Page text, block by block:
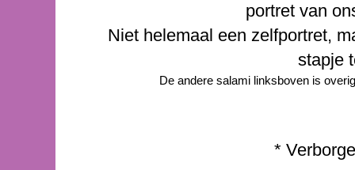
portret van
Niet helemaal een zelfportret,
stapje
De andere salami linksboven is
*